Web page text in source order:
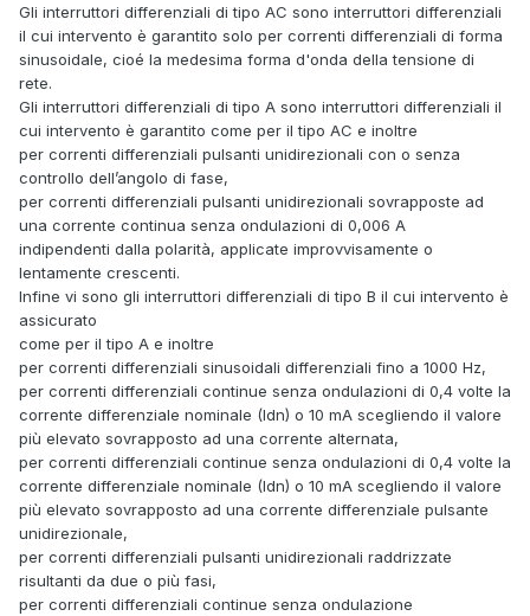
Gli interruttori differenziali di tipo AC sono interruttori differenziali
il cui intervento è garantito solo per correnti differenziali di forma
sinusoidale, cioé la medesima forma d'onda della tensione di
rete.
Gli interruttori differenziali di tipo A sono interruttori differenziali il
cui intervento è garantito come per il tipo AC e inoltre
per correnti differenziali pulsanti unidirezionali con o senza
controllo dell’angolo di fase,
per correnti differenziali pulsanti unidirezionali sovrapposte ad
una corrente continua senza ondulazioni di 0,006 A
indipendenti dalla polarità, applicate improvvisamente o
lentamente crescenti.
Infine vi sono gli interruttori differenziali di tipo B il cui intervento è
assicurato
come per il tipo A e inoltre
per correnti differenziali sinusoidali differenziali fino a 1000 Hz,
per correnti differenziali continue senza ondulazioni di 0,4 volte la
corrente differenziale nominale (Idn) o 10 mA scegliendo il valore
più elevato sovrapposto ad una corrente alternata,
per correnti differenziali continue senza ondulazioni di 0,4 volte la
corrente differenziale nominale (Idn) o 10 mA scegliendo il valore
più elevato sovrapposto ad una corrente differenziale pulsante
unidirezionale,
per correnti differenziali pulsanti unidirezionali raddrizzate
risultanti da due o più fasi,
per correnti differenziali continue senza ondulazione